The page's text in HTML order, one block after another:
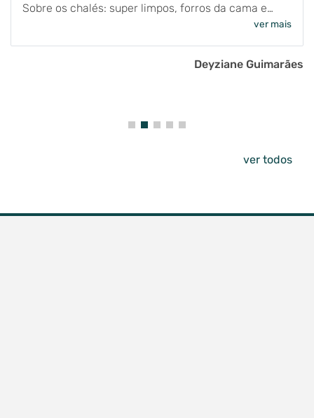
Sobre os chalés: super limpos, forros da cama e
toalhas limpíssimas e cheiroso, da para ver cada
do espaço em geral. Sem dúvidas voltarei. Merece
ver mais
Deyziane Guimarães
ver todos